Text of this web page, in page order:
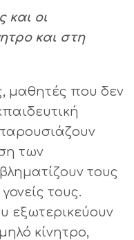
και οι
και στη
μαθητές που δεν
των
τους
τους.
εξωτερικεύουν
κίνητρο,